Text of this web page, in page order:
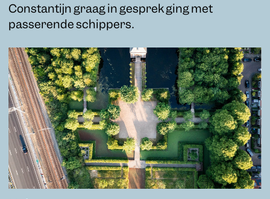
Constantijn graag in gesprek ging met
passerende schippers.